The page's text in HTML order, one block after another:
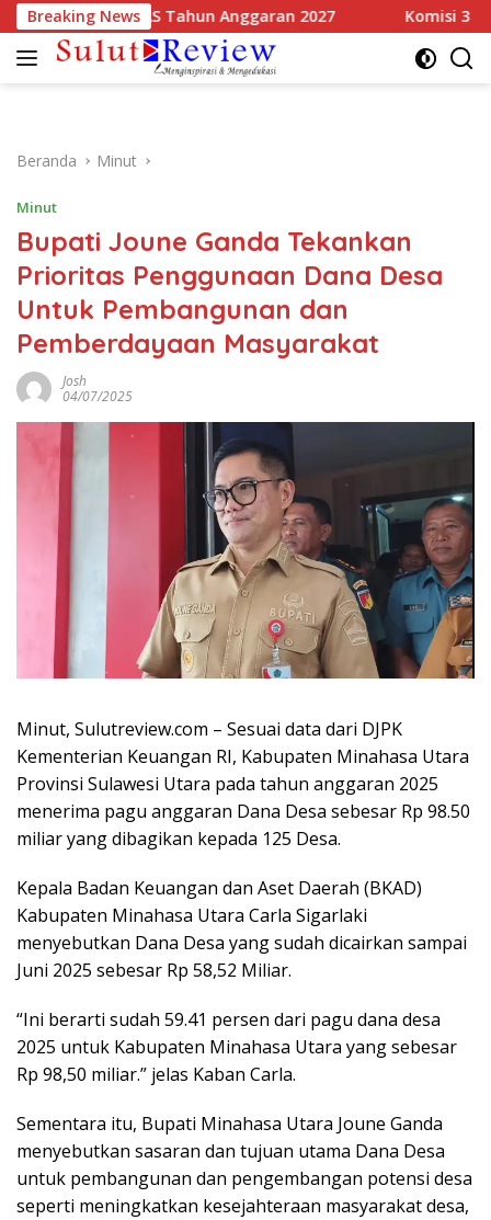
Langsung
ke
konten
Breaking News
KUA-PPAS Tahun Anggaran 2027 Komisi 3 DPRD
Beranda Minut
Minut
Bupati Joune Ganda Tekankan
Prioritas Penggunaan Dana Desa
Untuk Pembangunan dan
Pemberdayaan Masyarakat
Josh
04/07/2025
Minut, Sulutreview.com – Sesuai data dari DJPK
Kementerian Keuangan RI, Kabupaten Minahasa Utara
Provinsi Sulawesi Utara pada tahun anggaran 2025
menerima pagu anggaran Dana Desa sebesar Rp 98.50
miliar yang dibagikan kepada 125 Desa.
Kepala Badan Keuangan dan Aset Daerah (BKAD)
Kabupaten Minahasa Utara Carla Sigarlaki
menyebutkan Dana Desa yang sudah dicairkan sampai
Juni 2025 sebesar Rp 58,52 Miliar.
“Ini berarti sudah 59.41 persen dari pagu dana desa
2025 untuk Kabupaten Minahasa Utara yang sebesar
Rp 98,50 miliar.” jelas Kaban Carla.
Sementara itu, Bupati Minahasa Utara Joune Ganda
menyebutkan sasaran dan tujuan utama Dana Desa
untuk pembangunan dan pengembangan potensi desa
seperti meningkatkan kesejahteraan masyarakat desa,